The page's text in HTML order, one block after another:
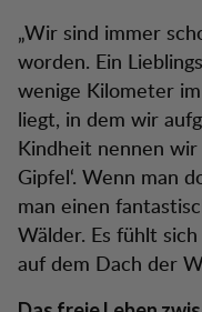
„Wir sind immer
worden. Ein
wenige Kilometer
liegt, in dem wir
Kindheit nennen wir
Gipfel‘. Wenn man
man einen
Wälder. Es fühlt
auf dem Dach der